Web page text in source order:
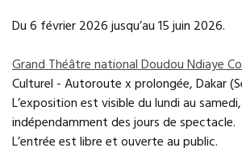
Du 6 février 2026 jusqu’au 15 juin 2026.
Grand Théâtre national Doudou Ndiaye
Culturel - Autoroute x prolongée, Dakar
L’exposition est visible du lundi au
indépendamment des jours de spectacle.
L’entrée est libre et ouverte au public.